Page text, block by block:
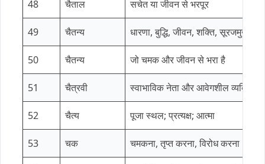
48 चैताल सचेत या जीवन से भरपूर
49 चैतन्य धारणा, बुद्धि, जीवन, शक्ति, सूरजमुखी के
50 चैतन्य जो चमक और जीवन से भरा है
51 चैत्रवी स्वाभाविक नेता और आवेगशील व्यक्ति
52 चैत्य पूजा स्थल; प्रत्यक्ष; आत्मा
53 चक चमकना, तृप्त करना, विरोध करना